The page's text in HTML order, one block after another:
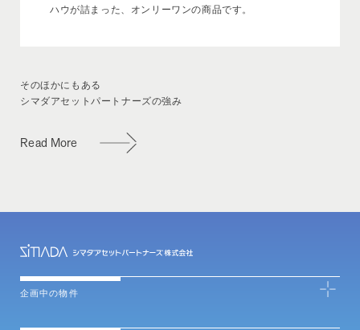
ハウが詰まった、オンリーワンの商品です。
そのほかにもある
シマダアセットパートナーズの強み
Read More
企画中の物件